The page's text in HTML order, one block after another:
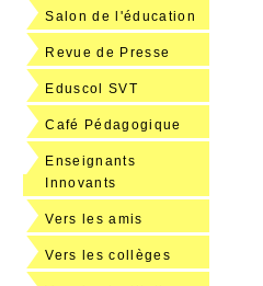
Salon de l'éducation
Revue de Presse
Eduscol SVT
Café Pédagogique
Enseignants
Innovants
Vers les amis
Vers les collèges